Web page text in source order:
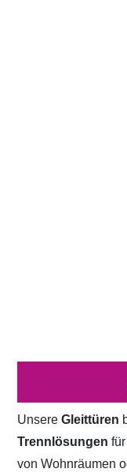
UnsereGleittüren
Trennlösungen
von Wohnräumen